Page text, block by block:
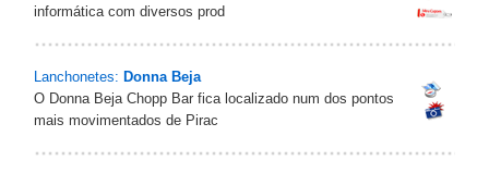
informática com diversos prod
Lanchonetes: Donna Beja
O Donna Beja Chopp Bar fica localizado num dos pontos
mais movimentados de Pirac